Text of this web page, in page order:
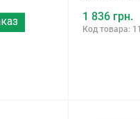
1 836 грн.
Код товара: